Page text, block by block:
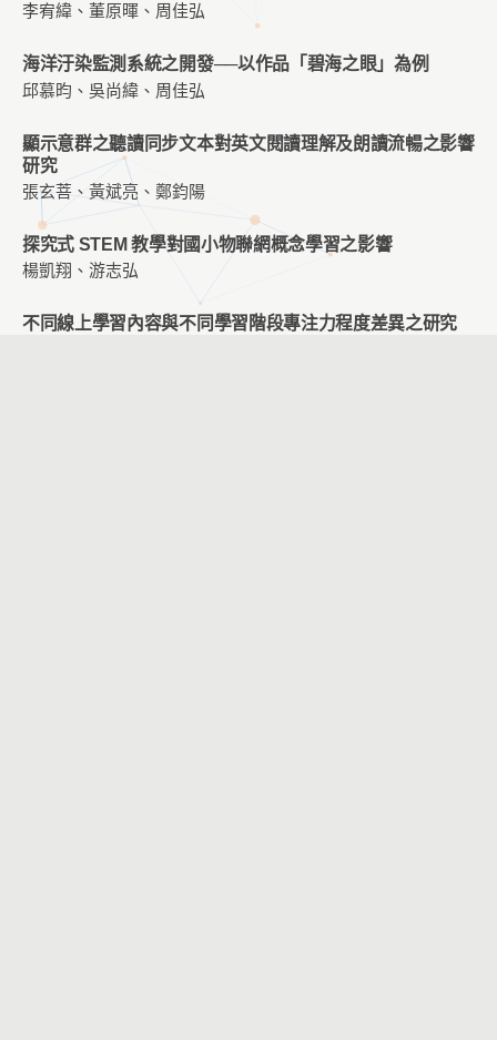
李宥緯、董原暉、周佳弘
海洋汙染監測系統之開發──以作品「碧海之眼」為例
邱慕昀、吳尚緯、周佳弘
顯示意群之聽讀同步文本對英文閱讀理解及朗讀流暢之影響
研究
張玄菩、黃斌亮、鄭鈞陽
探究式 STEM 教學對國小物聯網概念學習之影響
楊凱翔、游志弘
不同線上學習內容與不同學習階段專注力程度差異之研究